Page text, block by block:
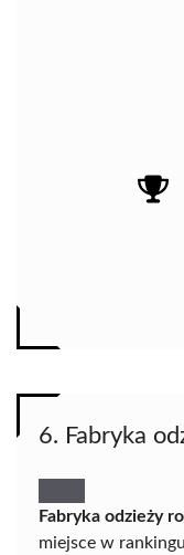
6. Fabryka
Fabryka odzieży
miejsce w